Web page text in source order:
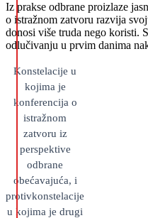
Iz prakse odbrane proizlaze
o istražnom zatvoru razvija
donosi više truda nego koristi.
odlučivanju u prvim danima
Konstelacije u
kojima je
konferencija o
istražnom
zatvoru iz
perspektive
odbrane
obećavajuća, i
protivkonstelacije
u kojima je drugi